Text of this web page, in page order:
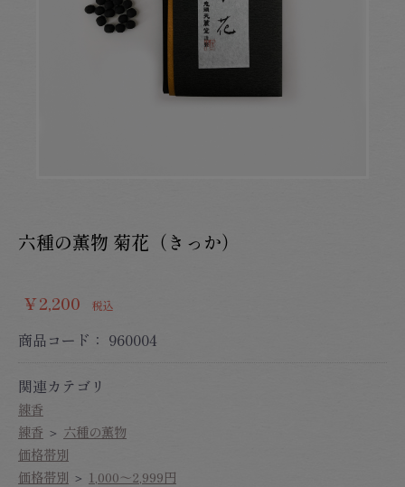
六種の薫物 菊花（きっか）
￥2,200 税込
商品コード： 960004
関連カテゴリ
練香
練香 ＞ 六種の薫物
価格帯別
価格帯別 ＞ 1,000～2,999円